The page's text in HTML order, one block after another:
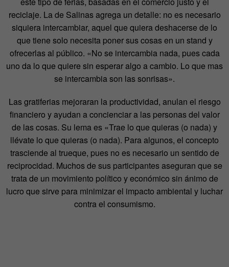
reciclaje. La de Salinas agrega un detalle: no es necesario
siquiera intercambiar, aquel que quiera deshacerse de lo
que tiene solo necesita poner sus cosas en un stand y
ofrecerlas al público. «No se intercambia nada, pues cada
uno da lo que quiere sin esperar algo a cambio. Lo que mas
se intercambia son las sonrisas».
Las gratiferias mejoraran la productividad, anulan el riesgo
financiero y ayudan a concienciar a las personas del valor
de las cosas. Su lema es «Trae lo que quieras (o nada) y
llévate lo que quieras (o nada). Para algunos, el concepto
trasciende al trueque, pues no es necesario un sentido de
reciprocidad. Muchos de sus participantes aseguran que se
trata de un movimiento político y económico sin ánimo de
lucro que sirve para minimizar el impacto ambiental y luchar
contra el consumismo.